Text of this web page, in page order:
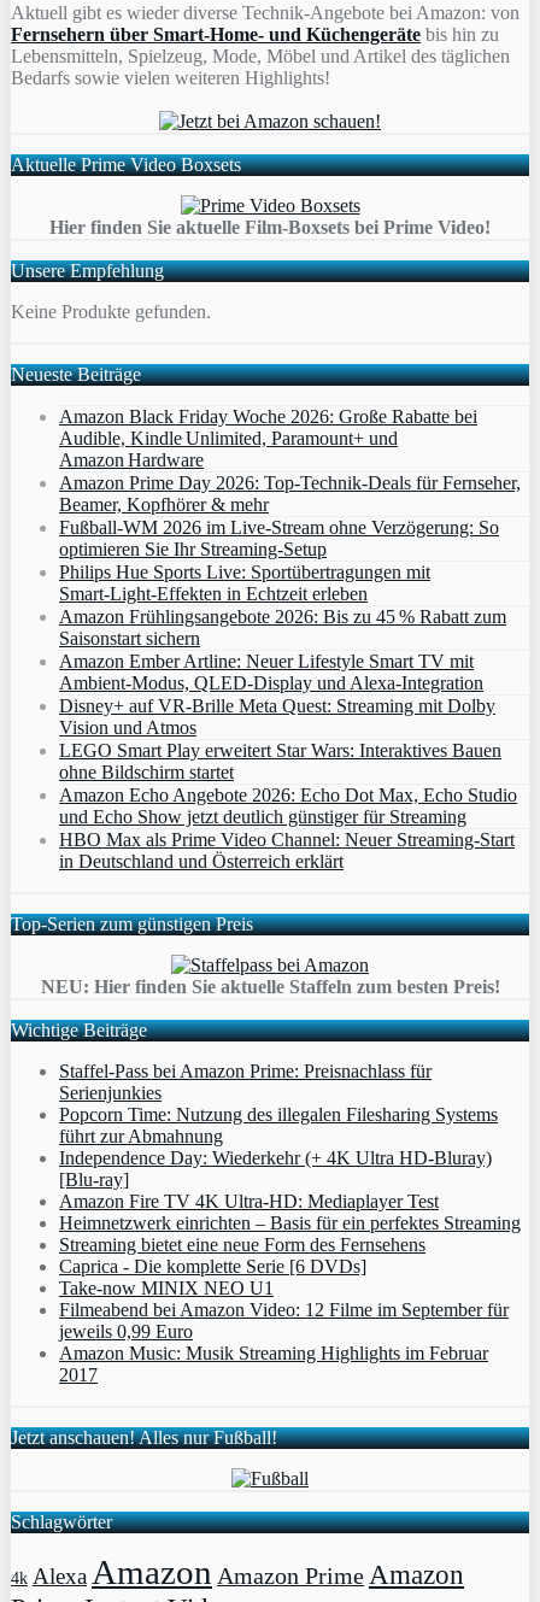
Aktuell gibt es wieder diverse Technik-Angebote bei Amazon: von
Fernsehern über Smart-Home- und Küchengeräte bis hin zu
Lebensmitteln, Spielzeug, Mode, Möbel und Artikel des täglichen
Bedarfs sowie vielen weiteren Highlights!
Aktuelle Prime Video Boxsets
Hier finden Sie aktuelle Film-Boxsets bei Prime Video!
Unsere Empfehlung
Keine Produkte gefunden.
Neueste Beiträge
Amazon Black Friday Woche 2026: Große Rabatte bei
Audible, Kindle Unlimited, Paramount+ und
Amazon Hardware
Amazon Prime Day 2026: Top-Technik-Deals für Fernseher,
Beamer, Kopfhörer & mehr
Fußball-WM 2026 im Live-Stream ohne Verzögerung: So
optimieren Sie Ihr Streaming-Setup
Philips Hue Sports Live: Sportübertragungen mit
Smart‑Light‑Effekten in Echtzeit erleben
Amazon Frühlingsangebote 2026: Bis zu 45 % Rabatt zum
Saisonstart sichern
Amazon Ember Artline: Neuer Lifestyle Smart TV mit
Ambient‑Modus, QLED‑Display und Alexa‑Integration
Disney+ auf VR-Brille Meta Quest: Streaming mit Dolby
Vision und Atmos
LEGO Smart Play erweitert Star Wars: Interaktives Bauen
ohne Bildschirm startet
Amazon Echo Angebote 2026: Echo Dot Max, Echo Studio
und Echo Show jetzt deutlich günstiger für Streaming
HBO Max als Prime Video Channel: Neuer Streaming‑Start
in Deutschland und Österreich erklärt
Top-Serien zum günstigen Preis
NEU: Hier finden Sie aktuelle Staffeln zum besten Preis!
Wichtige Beiträge
Staffel-Pass bei Amazon Prime: Preisnachlass für
Serienjunkies
Popcorn Time: Nutzung des illegalen Filesharing Systems
führt zur Abmahnung
Independence Day: Wiederkehr (+ 4K Ultra HD-Bluray)
[Blu-ray]
Amazon Fire TV 4K Ultra-HD: Mediaplayer Test
Heimnetzwerk einrichten – Basis für ein perfektes Streaming
Streaming bietet eine neue Form des Fernsehens
Caprica - Die komplette Serie [6 DVDs]
Take-now MINIX NEO U1
Filmeabend bei Amazon Video: 12 Filme im September für
jeweils 0,99 Euro
Amazon Music: Musik Streaming Highlights im Februar
2017
Jetzt anschauen! Alles nur Fußball!
Schlagwörter
4k Alexa Amazon Amazon Prime Amazon